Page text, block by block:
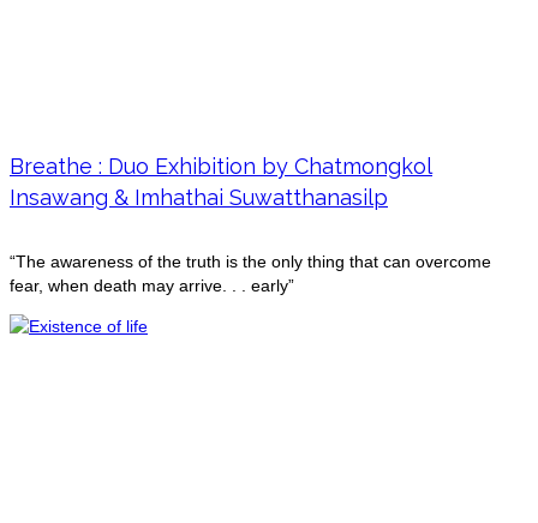
Breathe : Duo Exhibition by Chatmongkol
Insawang & Imhathai Suwatthanasilp
“The awareness of the truth is the only thing that can overcome
fear, when death may arrive. . . early”